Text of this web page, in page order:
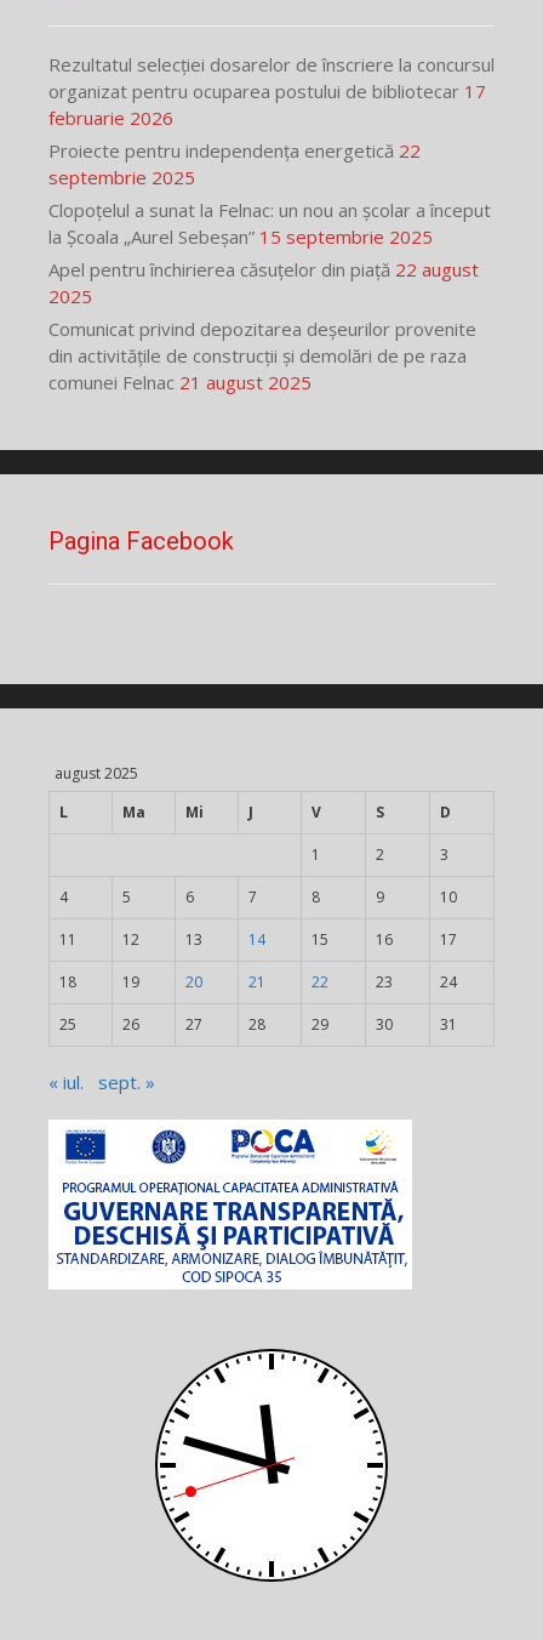
Rezultatul selecției dosarelor de înscriere la concursul
organizat pentru ocuparea postului de bibliotecar 17
februarie 2026
Proiecte pentru independența energetică 22
septembrie 2025
Clopoțelul a sunat la Felnac: un nou an școlar a început
la Școala „Aurel Sebeșan” 15 septembrie 2025
Apel pentru închirierea căsuțelor din piață 22 august
2025
Comunicat privind depozitarea deșeurilor provenite
din activitățile de construcții și demolări de pe raza
comunei Felnac 21 august 2025
Pagina Facebook
august 2025
L
Ma Mi J V S D
1 2 3
4 5 6 7 8 9 10
11 12 13 14 15 16 17
18 19 20 21 22 23 24
25 26 27 28 29 30 31
« iul. sept. »